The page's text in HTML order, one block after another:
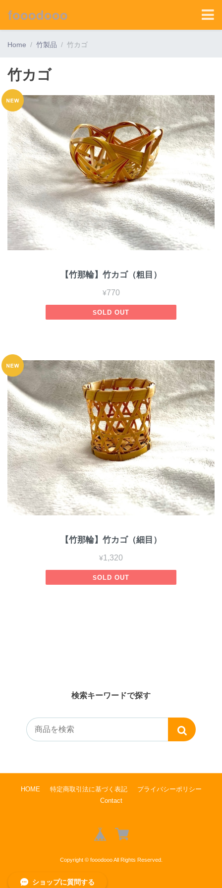
fooodooo
Home 竹製品 竹カゴ
竹カゴ
【竹那輪】竹カゴ（粗目）
¥770
SOLD OUT
【竹那輪】竹カゴ（細目）
¥1,320
SOLD OUT
検索キーワードで探す
HOME 特定商取引法に基づく表記
プライバシーポリシー
Contact
Copyright © fooodooo All Rights Reserved.
ショップに質問する